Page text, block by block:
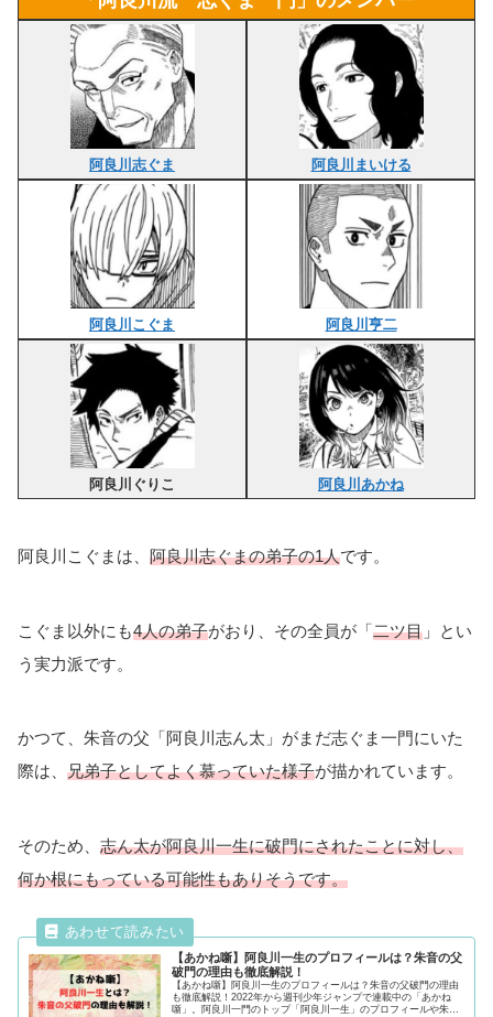
阿良川志ぐま 阿良川まいける
阿良川こぐま 阿良川亨二
阿良川ぐりこ 阿良川あかね
阿良川こぐまは、 阿良川志ぐまの弟子の1人です。
こぐま以外にも4人の弟子がおり、その全員が「二ツ目 」とい
う実力派です。
かつて、朱音の父「阿良川志ん太」がまだ志ぐま一門にいた
際は、 兄弟子としてよく慕っていた様子が描かれています。
そのため、 志ん太が阿良川一生に破門にされたことに対し、
何か根にもっている可能性もありそうです。
【あかね噺】阿良川一生のプロフィールは？朱音の父
破門の理由も徹底解説！
【あかね噺】阿良川一生のプロフィールは？朱音の父破門の理由
も徹底解説！2022年から週刊少年ジャンプで連載中の「あかね
噺」。阿良川一門のトップ「阿良川一生」のプロフィールや朱音